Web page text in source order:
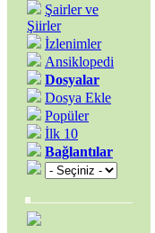
Şairler ve
Şiirler
İzlenimler
Ansiklopedi
Dosyalar
Dosya Ekle
Popüler
İlk 10
Bağlantılar